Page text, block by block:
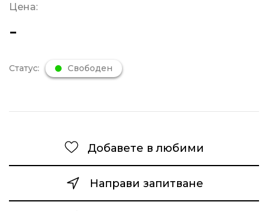
Цена:
-
Статус: Свободен
Добавете в любими
Направи запитване